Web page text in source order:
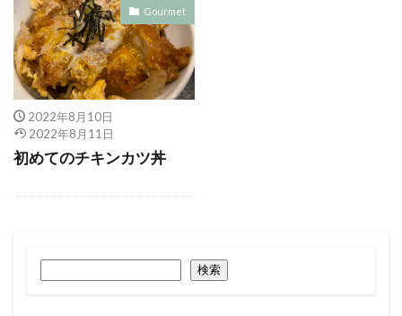
Gourmet
2022年8月10日
2022年8月11日
初めてのチキンカツ丼
検索